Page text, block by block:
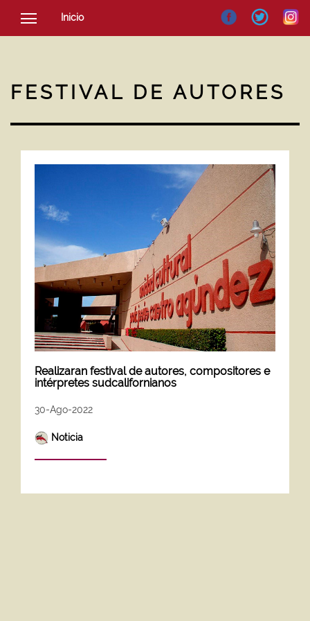
Inicio
SOCIEDAD
NOTICIAS
FESTIVAL DE AUTORES
Realizaran festival de autores, compositores e
intérpretes sudcalifornianos
30-Ago-2022
Noticia